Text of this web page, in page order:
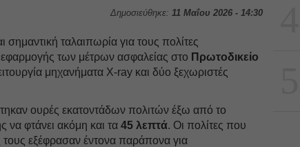
Δημοσιεύθηκε: 11 Μαΐου 2026 - 14:30
σημαντική ταλαιπωρία για τους πολίτες
των μέτρων ασφαλείας στο Πρωτοδικείο
μηχανήματα X-ray και δύο ξεχωριστές
ουρές εκατοντάδων πολιτών έξω από το
να φτάνει ακόμη και τα 45 λεπτά. Οι πολίτες που
τους εξέφρασαν έντονα παράπονα για